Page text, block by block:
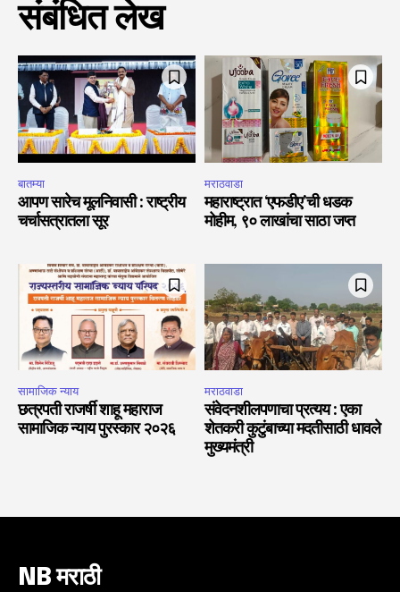
संबंधित लेख
बातम्या
आपण सारेच मूलनिवासी : राष्ट्रीय
चर्चासत्रातला सूर
मराठवाडा
महाराष्ट्रात ‘एफडीए’ची धडक
मोहीम, ९० लाखांचा साठा जप्त
सामाजिक न्याय
छत्रपती राजर्षी शाहू महाराज
सामाजिक न्याय पुरस्कार २०२६
मराठवाडा
संवेदनशीलपणाचा प्रत्यय : एका
शेतकरी कुटुंबाच्या मदतीसाठी धावले
मुख्यमंत्री
NB मराठी